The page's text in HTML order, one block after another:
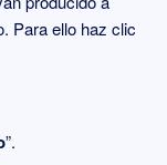
Para ello haz clic
”.